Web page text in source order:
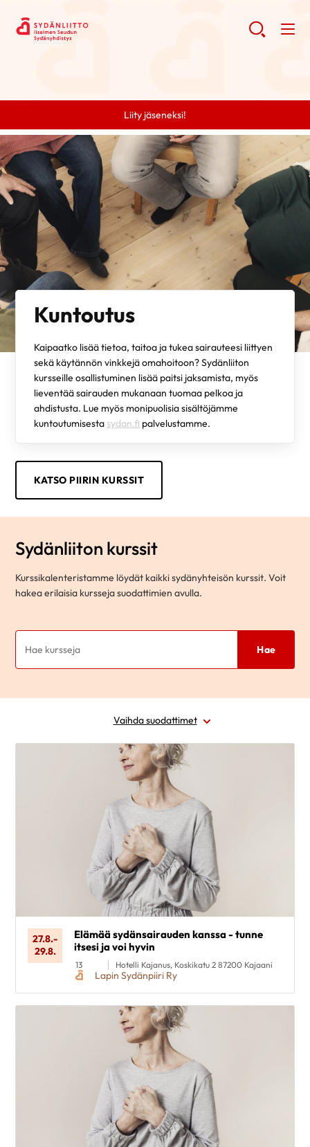
Liity jäseneksi!
Kuntoutus
Kaipaatko lisää tietoa, taitoa ja tukea sairauteesi liittyen
sekä käytännön vinkkejä omahoitoon? Sydänliiton
kursseille osallistuminen lisää paitsi jaksamista, myös
lieventää sairauden mukanaan tuomaa pelkoa ja
ahdistusta. Lue myös monipuolisia sisältöjämme
kuntoutumisesta sydan.fi palvelustamme.
KATSO PIIRIN KURSSIT
Sydänliiton kurssit
Kurssikalenteristamme löydät kaikki sydänyhteisön kurssit. Voit
hakea erilaisia kursseja suodattimien avulla.
Hae
Vaihda suodattimet
Poista valinnat
27.8.-
29.8.
Elämää sydänsairauden kanssa - tunne
itsesi ja voi hyvin
13 Hotelli Kajanus, Koskikatu 2 87200 Kajaani
Lapin Sydänpiiri Ry